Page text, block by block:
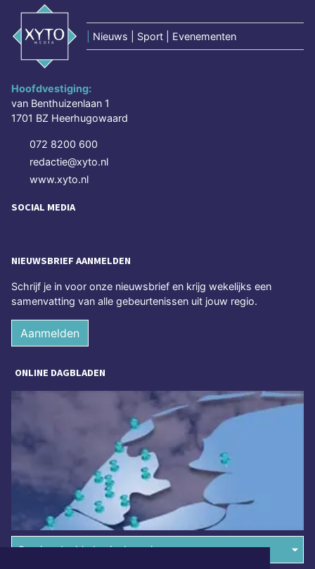
Nieuws | Sport | Evenementen
Hoofdvestiging:
van Benthuizenlaan 1
1701 BZ Heerhugowaard
072 8200 600
redactie@xyto.nl
www.xyto.nl
SOCIAL MEDIA
NIEUWSBRIEF AANMELDEN
Schrijf je in voor onze nieuwsbrief en krijg wekelijks een
samenvatting van alle gebeurtenissen uit jouw regio.
Aanmelden
ONLINE DAGBLADEN
Overige dagbladen in de regio